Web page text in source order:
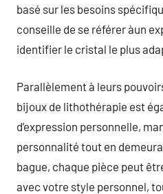
basé sur les besoins
conseille de se référer àun
identifier le cristal le plus
Parallèlement à leurs
bijoux de lithothérapie est
d’expression personnelle,
personnalité tout en
bague, chaque pièce peut
avec votre style personnel,